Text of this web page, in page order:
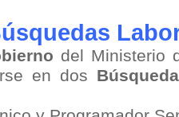
del Ministerio
en dos